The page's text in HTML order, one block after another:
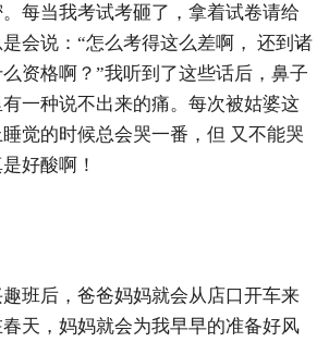
每当我考试考砸了，拿着试卷请给
会说：“怎么考得这么差啊， 还到诸
资格啊？”我听到了这些话后，鼻子
一种说不出来的痛。每次被姑婆这
觉的时候总会哭一番，但 又不能哭
好酸啊！
班后，爸爸妈妈就会从店口开车来
天，妈妈就会为我早早的准备好风